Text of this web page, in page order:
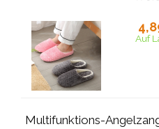
Auf
Multifunktions-